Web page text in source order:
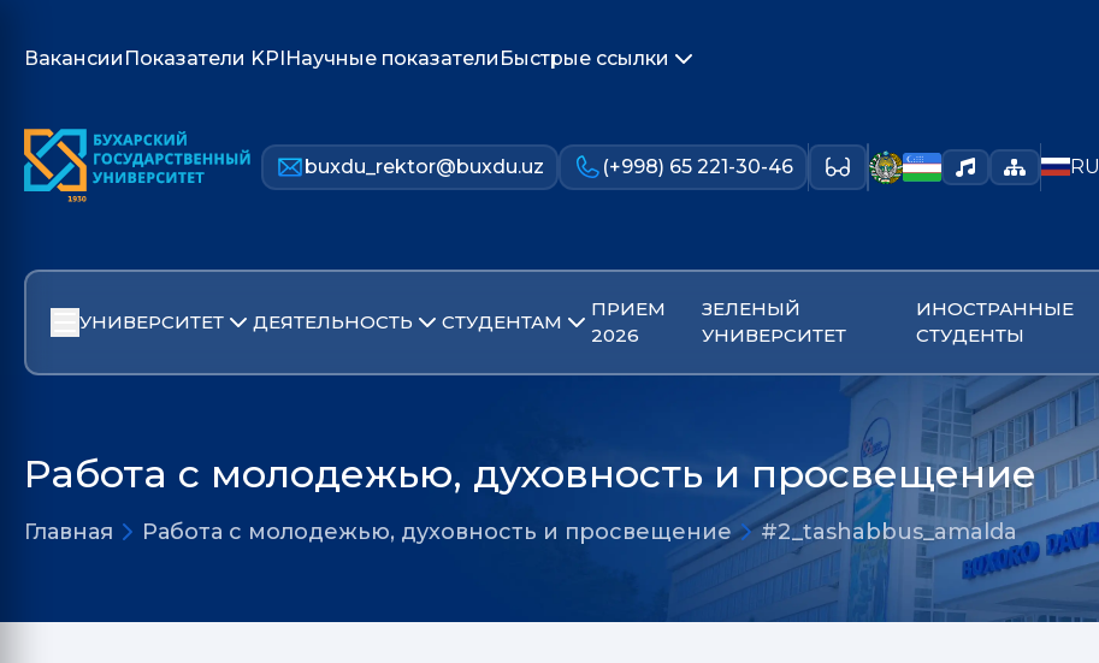
Вакансии Показатели KPIНаучные показатели Быстрые ссылки
buxdu_rektor@buxdu.uz (+998) 65 221-30-46 RU
УНИВЕРСИТЕТ ДЕЯТЕЛЬНОСТЬ СТУДЕНТАМ
ПРИЕМ
2026
ЗЕЛЕНЫЙ
УНИВЕРСИТЕТ
ИНОСТРАННЫЕ
СТУДЕНТЫ
Работа с молодежью, духовность и просвещение
Главная Работа с молодежью, духовность и просвещение #2_tashabbus_amalda